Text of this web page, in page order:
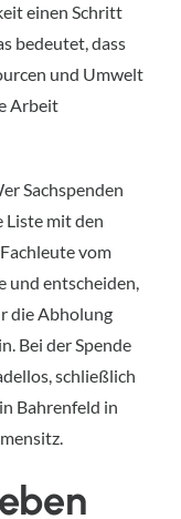
einen Schritt
bedeutet, dass
und Umwelt
Arbeit
Sachspenden
Liste mit den
vom
und entscheiden,
die Abholung
Bei der Spende
schließlich
Bahrenfeld in